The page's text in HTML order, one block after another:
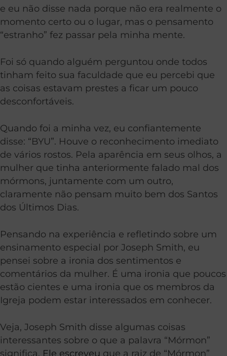
e eu não disse nada porque não era realmente o
momento certo ou o lugar, mas o pensamento
“estranho” fez passar pela minha mente.
Foi só quando alguém perguntou onde todos
tinham feito sua faculdade que eu percebi que
as coisas estavam prestes a ficar um pouco
desconfortáveis.
Quando foi a minha vez, eu confiantemente
disse: “BYU”. Houve o reconhecimento imediato
de vários rostos. Pela aparência em seus olhos, a
mulher que tinha anteriormente falado mal dos
mórmons, juntamente com um outro,
claramente não pensam muito bem dos Santos
dos Últimos Dias.
Pensando na experiência e refletindo sobre um
ensinamento especial por Joseph Smith, eu
pensei sobre a ironia dos sentimentos e
comentários da mulher. É uma ironia que poucos
estão cientes e uma ironia que os membros da
Igreja podem estar interessados em conhecer.
Veja, Joseph Smith disse algumas coisas
interessantes sobre o que a palavra “Mórmon”
significa. Ele escreveu que a raiz de “Mórmon”